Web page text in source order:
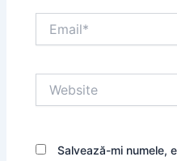
Salvează-mi numele,